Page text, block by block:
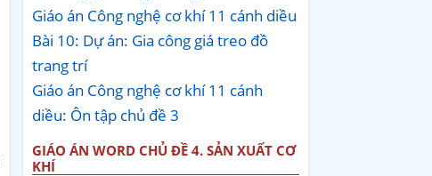
Giáo án Công nghệ cơ khí 11 cánh diều
Bài 10: Dự án: Gia công giá treo đồ
trang trí
Giáo án Công nghệ cơ khí 11 cánh
diều: Ôn tập chủ đề 3
GIÁO ÁN WORD CHỦ ĐỀ 4. SẢN XUẤT CƠ
KHÍ